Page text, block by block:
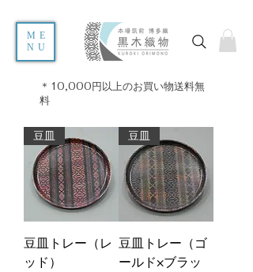
ME
NU
＊10,000円以上のお買い物送料無
料
豆皿
豆皿トレー（レ
ッド）
豆皿
豆皿トレー（ゴ
ールド×ブラッ